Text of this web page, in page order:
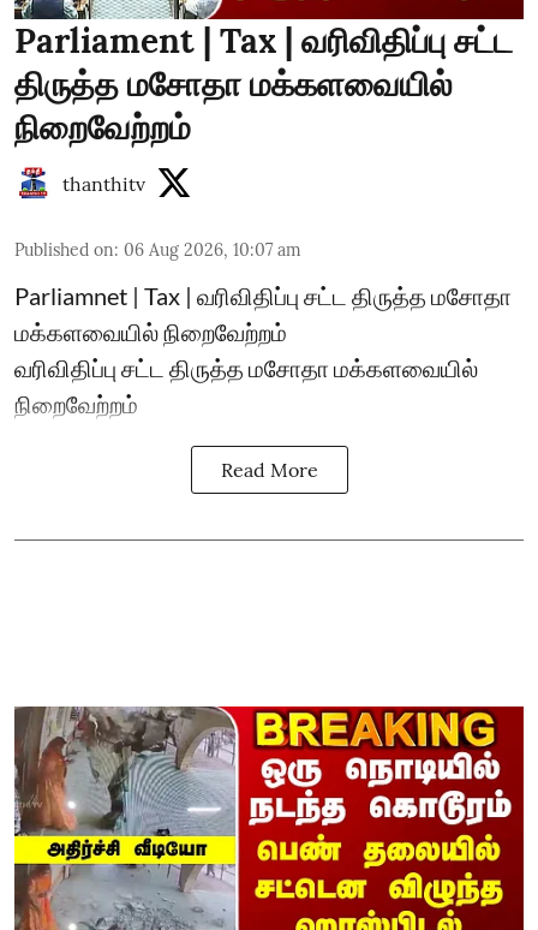
Parliament | Tax | வரிவிதிப்பு சட்ட
திருத்த மசோதா மக்களவையில்
நிறைவேற்றம்
thanthitv
Published on: 06 Aug 2026, 10:07 am
Parliamnet | Tax | வரிவிதிப்பு சட்ட திருத்த மசோதா
மக்களவையில் நிறைவேற்றம்
வரிவிதிப்பு சட்ட திருத்த மசோதா மக்களவையில்
நிறைவேற்றம்
Read More